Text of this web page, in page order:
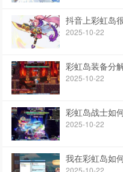
抖音上彩虹岛
2025-10-22
彩虹岛装备分
2025-10-22
彩虹岛战士如
2025-10-22
我在彩虹岛如
2025-10-22